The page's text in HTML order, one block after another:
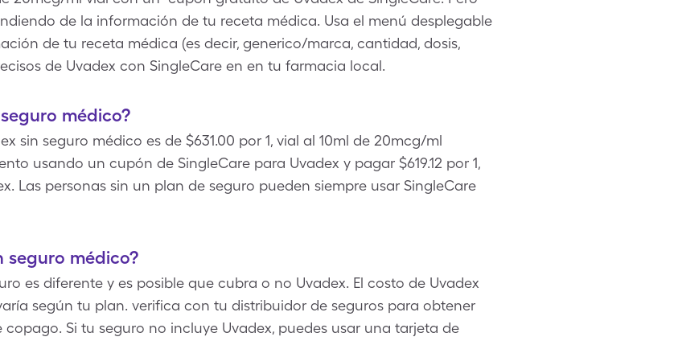
de la información de tu receta médica. Usa el menú desplegable
de tu receta médica (es decir, generico/marca, cantidad, dosis,
de Uvadex con SingleCare en en tu farmacia local.
médico?
sin seguro médico es de $631.00 por 1, vial al 10ml de 20mcg/ml
usando un cupón de SingleCare para Uvadex y pagar $619.12 por 1,
Las personas sin un plan de seguro pueden siempre usar SingleCare
seguro médico?
es diferente y es posible que cubra o no Uvadex. El costo de Uvadex
según tu plan. verifica con tu distribuidor de seguros para obtener
Si tu seguro no incluye Uvadex, puedes usar una tarjeta de